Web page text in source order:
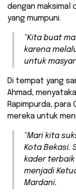
dengan maksimal
yang mumpuni.
“Kita buat
karena
untuk
Di tempat yang
Ahmad,
Rapimpurda, para
mereka untuk
“Mari kita
Kota Bekasi.
kader
menjadi
Mardani.